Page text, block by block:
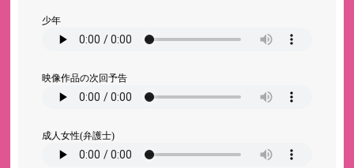
少年
映像作品の次回予告
成人女性(弁護士)